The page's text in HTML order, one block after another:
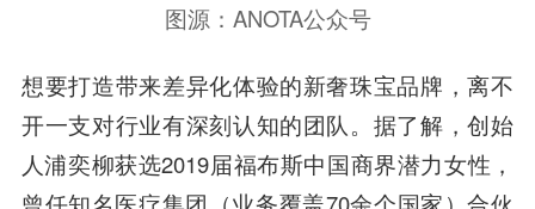
图源：ANOTA公众号
想要打造带来差异化体验的新奢珠宝品牌，离不
开一支对行业有深刻认知的团队。据了解，创始
人浦奕柳获选2019届福布斯中国商界潜力女性，